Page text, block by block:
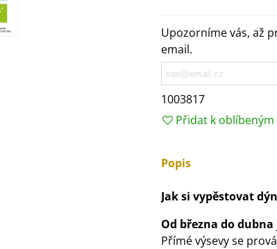
Upozorníme vás, až
email.
1003817
Přidat k oblíbeným
Popis
Jak si vypěstovat
Od března do dubna
Přímé výsevy se